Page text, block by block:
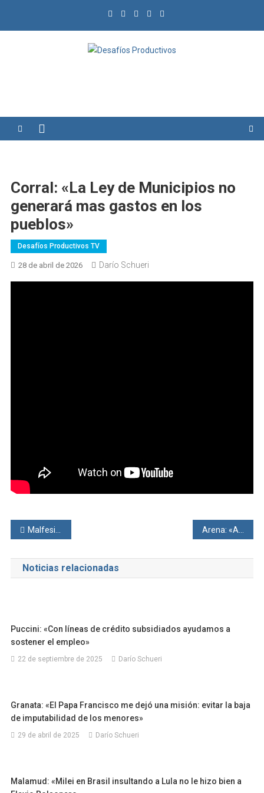
Corral: «La Ley de Municipios no
generará mas gastos en los
pueblos»
Desafíos Productivos TV
28 de abril de 2026 Darío Schueri
Navegación
de
entradas
Malfesi: «Me preocupa la aplicación de la Ley de Municipios»
Noticias relacionadas
Puccini: «Con líneas de crédito subsidiados ayudamos a
sostener el empleo»
22 de septiembre de 2025 Darío Schueri
Granata: «El Papa Francisco me dejó una misión: evitar la baja
de imputabilidad de los menores»
29 de abril de 2025 Darío Schueri
Malamud: «Milei en Brasil insultando a Lula no le hizo bien a